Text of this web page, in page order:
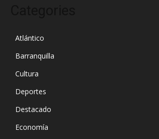
Atlántico
Barranquilla
Cultura
Deportes
Destacado
Economía